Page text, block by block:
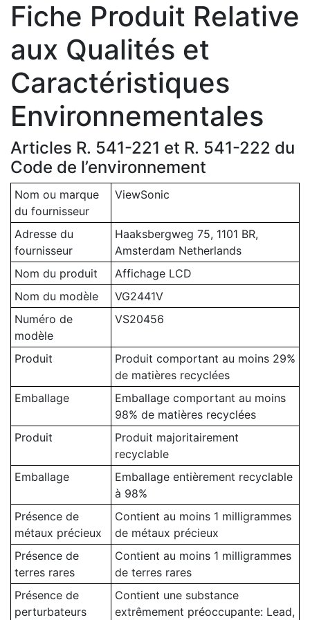
Fiche Produit Relative
aux Qualités et
Caractéristiques
Environnementales
Articles R. 541-221 et R. 541-222 du
Code de l’environnement
Nom ou marque
du fournisseur
ViewSonic
Adresse du
fournisseur
Haaksbergweg 75, 1101 BR,
Amsterdam Netherlands
Nom du produit
Affichage LCD
Nom du modèle
VG2441V
Numéro de
modèle
VS20456
Produit
Produit comportant au moins 29%
de matières recyclées
Emballage
Emballage comportant au moins
98% de matières recyclées
Produit
Produit majoritairement
recyclable
Emballage
Emballage entièrement recyclable
à 98%
Présence de
métaux précieux
Contient au moins 1 milligrammes
de métaux précieux
Présence de
terres rares
Contient au moins 1 milligrammes
de terres rares
Présence de
perturbateurs
Contient une substance
extrêmement préoccupante: Lead,